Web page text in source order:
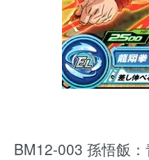
BM12-003 孫悟飯